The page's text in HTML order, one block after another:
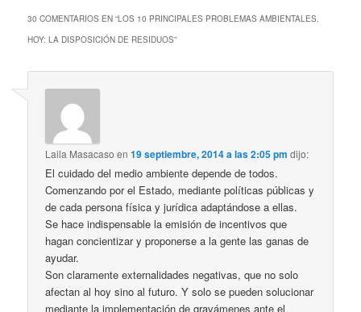
30 COMENTARIOS EN “LOS 10 PRINCIPALES PROBLEMAS AMBIENTALES.
HOY: LA DISPOSICIÓN DE RESIDUOS”
Laila Masacaso en19 septiembre, 2014 a las 2:05 pm dijo:
El cuidado del medio ambiente depende de todos.
Comenzando por el Estado, mediante políticas públicas y
de cada persona física y jurídica adaptándose a ellas.
Se hace indispensable la emisión de incentivos que
hagan concientizar y proponerse a la gente las ganas de
ayudar.
Son claramente externalidades negativas, que no solo
afectan al hoy sino al futuro. Y solo se pueden solucionar
mediante la implementación de gravámenes ante el